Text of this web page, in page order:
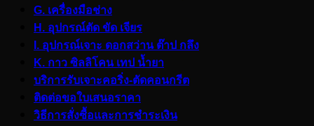
G. เครื่องมือช่าง
H. อุปกรณ์ตัด ขัด เจียร
I. อุปกรณ์เจาะ ดอกสว่าน ต๊าป กลึง
K. กาว ซิลลิโคน เทป น้ำยา
บริการรับเจาะคอริ่ง-ตัดคอนกรีต
ติดต่อขอใบเสนอราคา
วิธีการสั่งซื้อและการชำระเงิน